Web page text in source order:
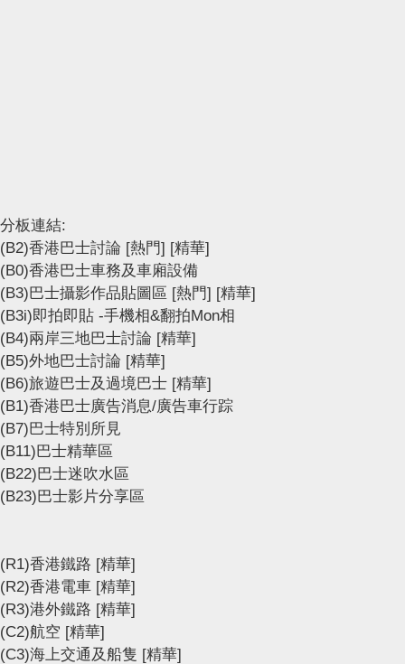
分板連結:
(B2)香港巴士討論 [熱門] [精華]
(B0)香港巴士車務及車廂設備
(B3)巴士攝影作品貼圖區 [熱門] [精華]
(B3i)即拍即貼 -手機相&翻拍Mon相
(B4)兩岸三地巴士討論 [精華]
(B5)外地巴士討論 [精華]
(B6)旅遊巴士及過境巴士 [精華]
(B1)香港巴士廣告消息/廣告車行踪
(B7)巴士特別所見
(B11)巴士精華區
(B22)巴士迷吹水區
(B23)巴士影片分享區
(R1)香港鐵路 [精華]
(R2)香港電車 [精華]
(R3)港外鐵路 [精華]
(C2)航空 [精華]
(C3)海上交通及船隻 [精華]